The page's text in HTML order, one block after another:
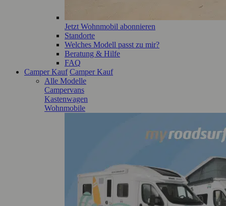
Jetzt Wohnmobil abonnieren
Standorte
Welches Modell passt zu mir?
Beratung & Hilfe
FAQ
Camper Kauf Camper Kauf
Alle Modelle
Campervans
Kastenwagen
Wohnmobile